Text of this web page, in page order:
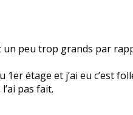
peu trop grands par
étage et j’ai eu c’est
pas fait.